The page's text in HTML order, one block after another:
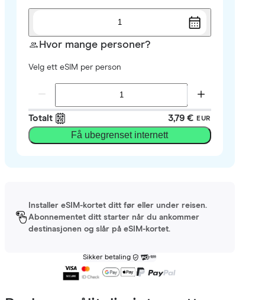
1
Hvor mange personer?
Velg ett eSIM per person
Totalt 3,79 € EUR
Få ubegrenset internett
Installer eSIM-kortet ditt før eller under reisen.
Abonnementet ditt starter når du ankommer
destinasjonen og slår på eSIM-kortet.
Sikker betaling